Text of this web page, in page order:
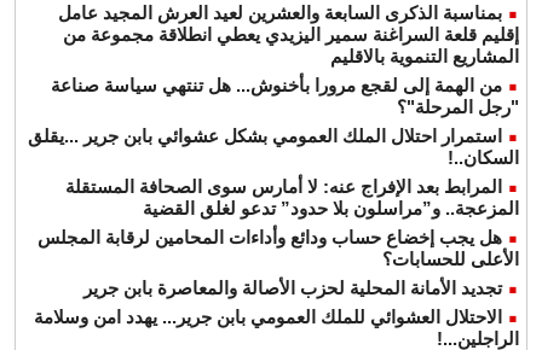
بمناسبة الذكرى السابعة والعشرين لعيد العرش المجيد عامل
إقليم قلعة السراغنة سمير اليزيدي يعطي انطلاقة مجموعة من
المشاريع التنموية بالاقليم
من الهمة إلى لقجع مرورا بأخنوش... هل تنتهي سياسة صناعة
"رجل المرحلة"؟
استمرار احتلال الملك العمومي بشكل عشوائي بابن جرير ...يقلق
السكان..!
المرابط بعد الإفراج عنه: لا أمارس سوى الصحافة المستقلة
المزعجة.. و”مراسلون بلا حدود” تدعو لغلق القضية
هل يجب إخضاع حساب ودائع وأداءات المحامين لرقابة المجلس
الأعلى للحسابات؟
تجديد الأمانة المحلية لحزب الأصالة والمعاصرة بابن جرير
الاحتلال العشوائي للملك العمومي بابن جرير... يهدد امن وسلامة
الراجلين...!